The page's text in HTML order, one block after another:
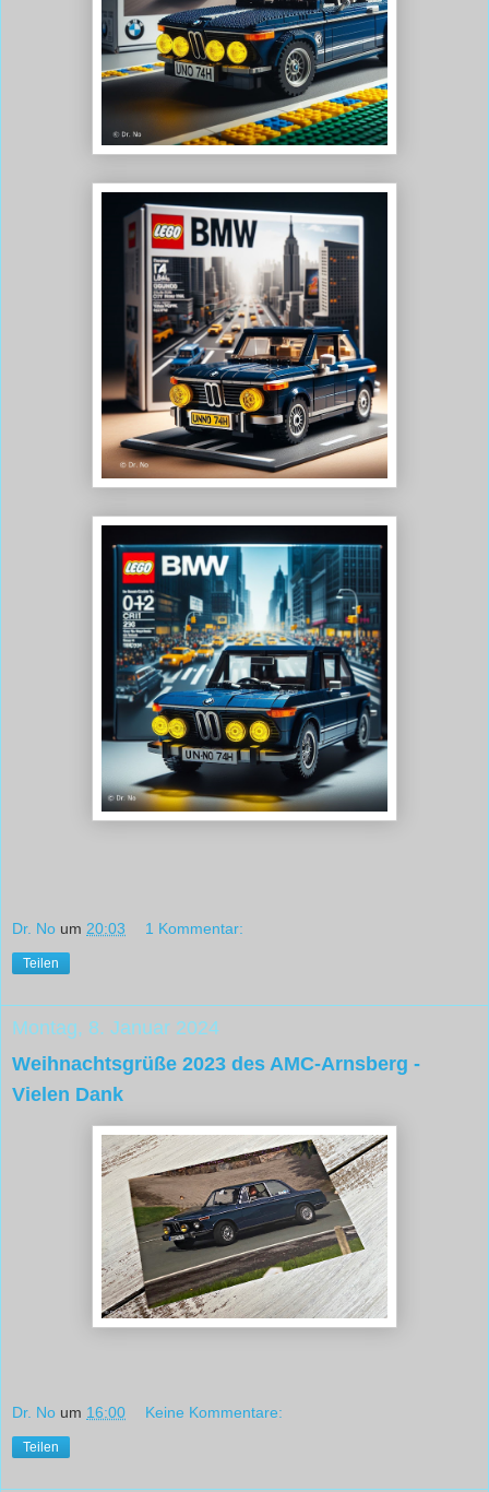
Dr. No um 20:03 1 Kommentar:
Teilen
Montag, 8. Januar 2024
Weihnachtsgrüße 2023 des AMC-Arnsberg -
Vielen Dank
Dr. No um 16:00 Keine Kommentare:
Teilen